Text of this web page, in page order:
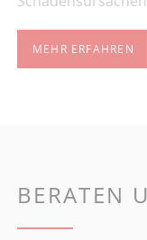
MEHR ERFAHREN
BERATEN